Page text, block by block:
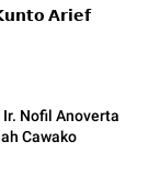
𝗔𝗿𝗶𝗲𝗳
Nofil Anoverta
Cawako